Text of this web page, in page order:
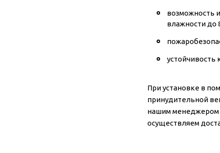
возможность
влажности до
устойчивость
При установке в
принудительной
нашим менеджером
осуществляем